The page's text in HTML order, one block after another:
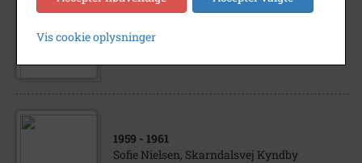
Anders og Karen Sofie Jensen, Ferslev
1959 - 1961
Sofie Nielsen, Skarndalsvej Kyndby
Vis cookie oplysninger